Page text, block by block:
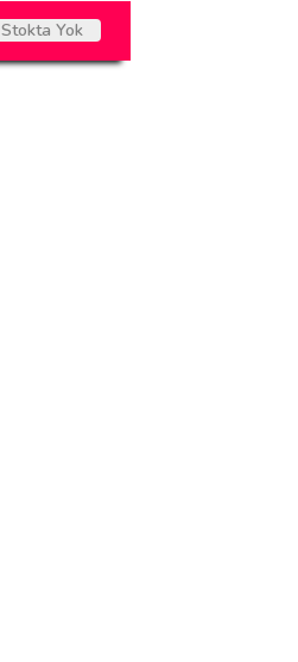
Stokta Yok